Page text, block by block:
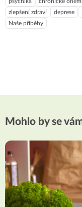
zlepšení zdraví
deprese
Naše příběhy
Mohlo by se